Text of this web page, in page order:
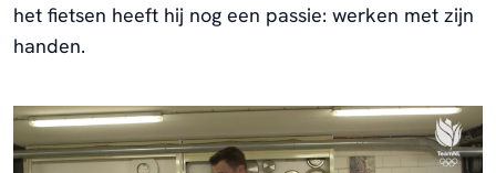
het fietsen heeft hij nog een passie: werken met zijn
handen.